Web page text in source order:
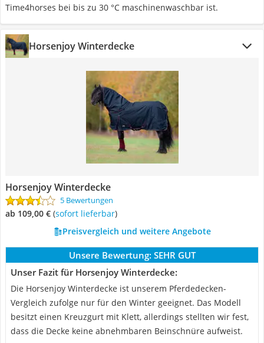
Time4horses bei bis zu 30 °C maschinenwaschbar ist.
Horsenjoy Winterdecke
Horsenjoy Winterdecke
5 Bewertungen
ab 109,00 € ( Sofort lieferbar)
Preisvergleich und weitere Angebote
Unsere Bewertung: SEHR GUT
Unser Fazit für Horsenjoy Winterdecke:
Die Horsenjoy Winterdecke ist unserem Pferdedecken-
Vergleich zufolge nur für den Winter geeignet. Das Modell
besitzt einen Kreuzgurt mit Klett, allerdings stellten wir fest,
dass die Decke keine abnehmbaren Beinschnüre aufweist.